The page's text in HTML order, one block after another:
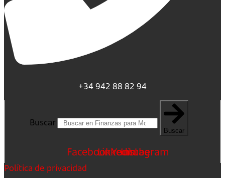
+34 942 88 82 94
Buscar
Buscar
FacebookLinkedin
Youtube
Instagram
Política de privacidad